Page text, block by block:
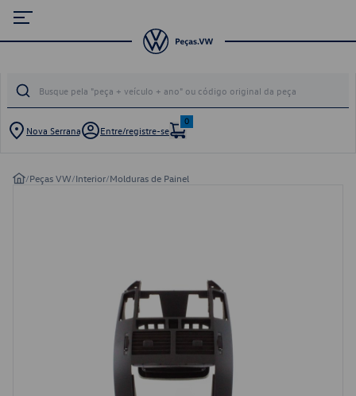
Nova Serrana Entre/registre-se
0
/Peças VW/Interior/Molduras de Painel